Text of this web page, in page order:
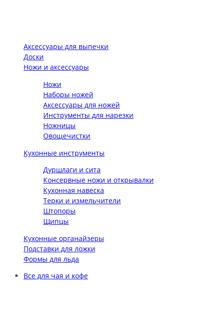
Аксессуары для выпечки
Доски
Ножи и аксессуары
Ножи
Наборы ножей
Аксессуары для ножей
Инструменты для нарезки
Ножницы
Овощечистки
Кухонные инструменты
Дуршлаги и сита
Консервные ножи и открывалки
Кухонная навеска
Терки и измельчители
Штопоры
Щипцы
Кухонные органайзеры
Подставки для ложки
Формы для льда
Все для чая и кофе